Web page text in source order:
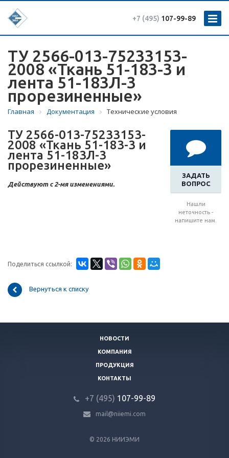
+7 (495) 107-99-89
ТУ 2566-013-75233153-
2008 «Ткань 51-183-3 и
лента 51-183Л-3
прорезиненные»
Главная Документация Технические условия
ЗАДАТЬ
ВОПРОС
Нашли
неточность -
напишите нам.
ТУ 2566-013-75233153-
2008 «Ткань 51-183-3 и
лента 51-183Л-3
прорезиненные»
Действуют с 2-мя изменениями.
Поделиться ссылкой:
Вернуться к списку
© 2026 НИИЭМИ
НОВОСТИ
КОМПАНИЯ
ПРОДУКЦИЯ
КОНТАКТЫ
+7 (495) 107-99-89
mail@niiemi.com